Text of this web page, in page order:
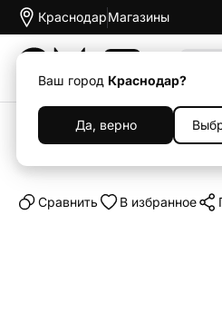
Краснодар
Ваш город Краснодар?
Да, верно
Магазины
Каталог Аксессуары
Клип-кейс
Cравнить В избранное